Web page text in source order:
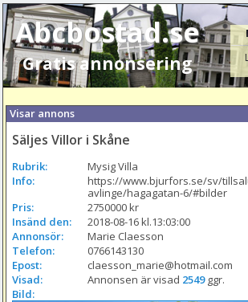
Abcbostad.se
Gratis annonsering
Visar annons
Säljes Villor i Skåne
Rubrik:
Mysig Villa
Info:
https://www.bjurfors.se/sv/
avlinge/hagagatan-6/#bilder
Pris:
2750000 kr
Insänd den:
2018-08-16 kl.13:03:00
Annonsör:
Marie Claesson
Telefon:
0766143130
Epost:
claesson_marie@hotmail.com
Visad:
Annonsen är visad 2549 ggr.
Bild: